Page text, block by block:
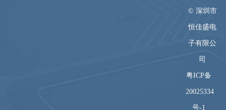
© 深圳市
恒佳盛电
子有限公
司
粤ICP备
20025334
号-1